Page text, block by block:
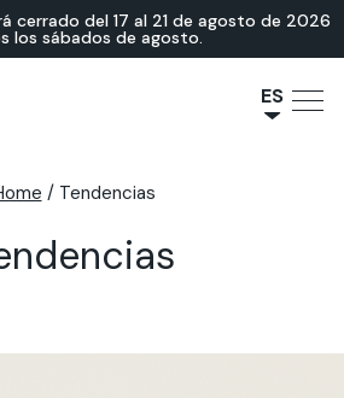
cerrado del 17 al 21 de agosto de 2026
los sábados de agosto.
ES
/ Tendencias